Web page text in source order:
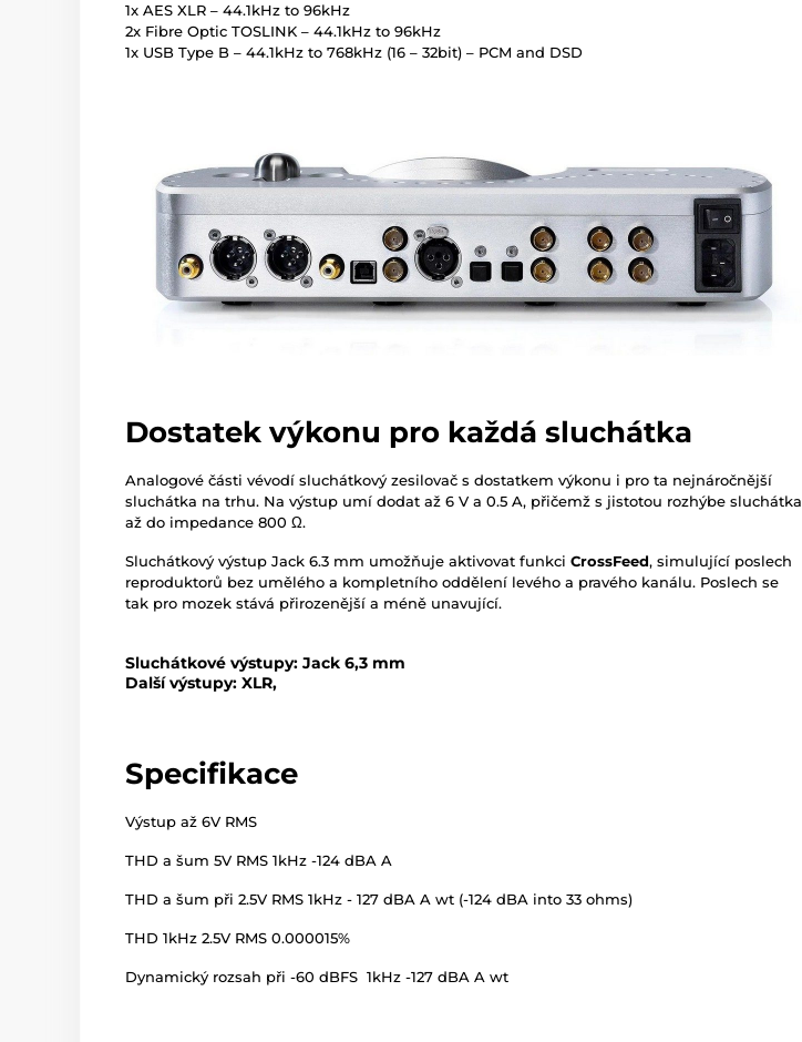
1x AES XLR – 44.1kHz to 96kHz
2x Fibre Optic TOSLINK – 44.1kHz to 96kHz
1x USB Type B – 44.1kHz to 768kHz (16 – 32bit) – PCM and DSD
Dostatek výkonu pro každá sluchátka
Analogové části vévodí sluchátkový zesilovač s dostatkem výkonu i pro ta nejnáročnější
sluchátka na trhu. Na výstup umí dodat až 6 V a 0.5 A, přičemž s jistotou rozhýbe sluchátka
až do impedance 800 Ω.
Sluchátkový výstup Jack 6.3 mm umožňuje aktivovat funkci CrossFeed, simulující poslech
reproduktorů bez umělého a kompletního oddělení levého a pravého kanálu. Poslech se
tak pro mozek stává přirozenější a méně unavující.
Sluchátkové výstupy: Jack 6,3 mm
Další výstupy: XLR,
Specifikace
Výstup až 6V RMS
THD a šum 5V RMS 1kHz -124 dBA A
THD a šum při 2.5V RMS 1kHz - 127 dBA A wt (-124 dBA into 33 ohms)
THD 1kHz 2.5V RMS 0.000015%
Dynamický rozsah při -60 dBFS 1kHz -127 dBA A wt